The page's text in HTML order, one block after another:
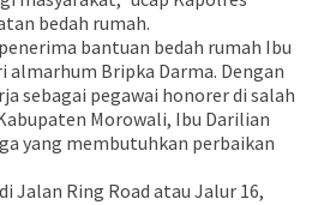
bedah rumah.
bantuan bedah rumah Ibu
almarhum Bripka Darma. Dengan
sebagai pegawai honorer di salah
Morowali, Ibu Darilian
yang membutuhkan perbaikan
Jalan Ring Road atau Jalur 16,